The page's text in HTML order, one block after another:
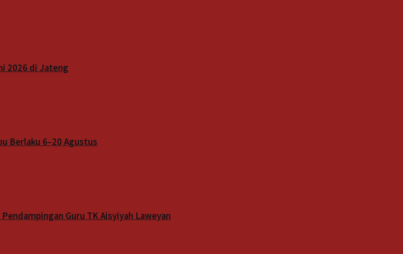
2026 di Jateng
Berlaku 6–20 Agustus
Guru TK Aisyiyah Laweyan